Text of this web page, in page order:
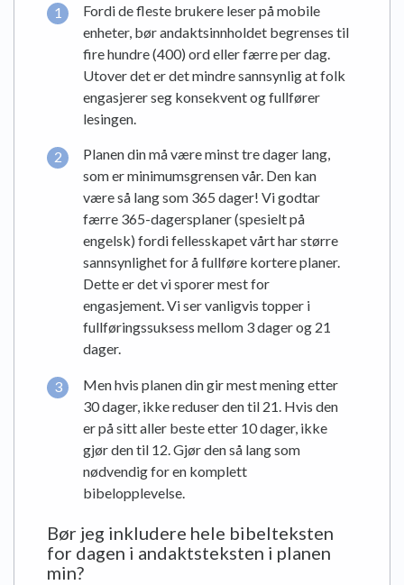
Fordi de fleste brukere leser på mobile
enheter, bør andaktsinnholdet begrenses til
fire hundre (400) ord eller færre per dag.
Utover det er det mindre sannsynlig at folk
engasjerer seg konsekvent og fullfører
lesingen.
Planen din må være minst tre dager lang,
som er minimumsgrensen vår. Den kan
være så lang som 365 dager! Vi godtar
færre 365-dagersplaner (spesielt på
engelsk) fordi fellesskapet vårt har større
sannsynlighet for å fullføre kortere planer.
Dette er det vi sporer mest for
engasjement. Vi ser vanligvis topper i
fullføringssuksess mellom 3 dager og 21
dager.
Men hvis planen din gir mest mening etter
30 dager, ikke reduser den til 21. Hvis den
er på sitt aller beste etter 10 dager, ikke
gjør den til 12. Gjør den så lang som
nødvendig for en komplett
bibelopplevelse.
Bør jeg inkludere hele bibelteksten
for dagen i andaktsteksten i planen
min?